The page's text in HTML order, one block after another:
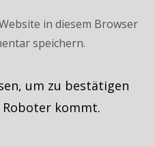
in diesem Browser
speichern.
um zu bestätigen
Roboter kommt.